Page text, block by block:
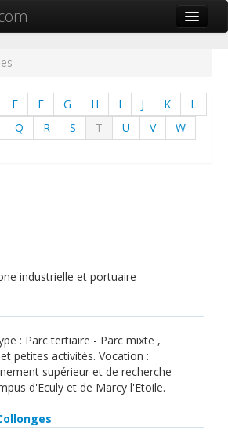
E F G H I J K
L
Q R S T U V
W
industrielle et portuaire
: Parc tertiaire - Parc mixte ,
petites activités. Vocation :
supérieur et de recherche
d'Eculy et de Marcy l'Etoile.